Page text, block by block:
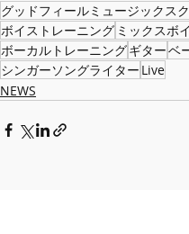
グッドフィールミュージックス
ボイストレーニング ミックスボ
ボーカルトレーニングギターベ
シンガーソングライター Live
NEWS